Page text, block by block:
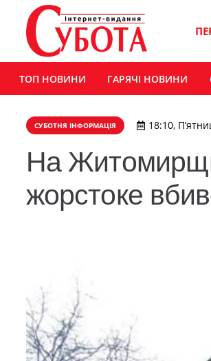
ТОП НОВИНИ ГАРЯЧІ НОВИНИ
СУБОТНЯ ІНФОРМАЦІЯ 18:10,
На
жорстоке